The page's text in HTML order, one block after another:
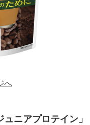
へ
ニアプロテイン」